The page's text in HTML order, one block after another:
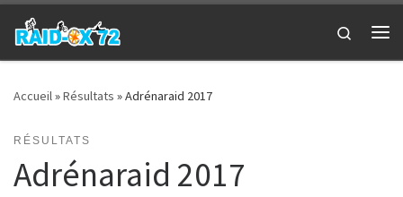
Passer au contenu
Search
Accueil»Résultats »Adrénaraid 2017
RÉSULTATS
Adrénaraid 2017